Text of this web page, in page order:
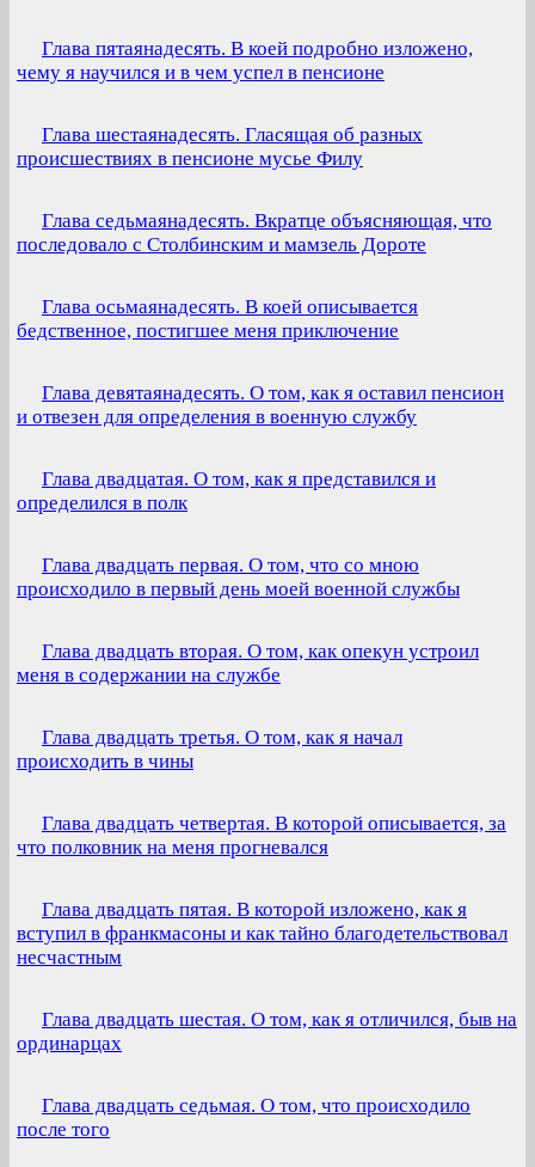
Глава пятаянадесять. В коей подробно изложено,
чему я научился и в чем успел в пенсионе
Глава шестаянадесять. Гласящая об разных
происшествиях в пенсионе мусье Филу
Глава седьмаянадесять. Вкратце объясняющая, что
последовало с Столбинским и мамзель Дороте
Глава осьмаянадесять. В коей описывается
бедственное, постигшее меня приключение
Глава девятаянадесять. О том, как я оставил пенсион
и отвезен для определения в военную службу
Глава двадцатая. О том, как я представился и
определился в полк
Глава двадцать первая. О том, что со мною
происходило в первый день моей военной службы
Глава двадцать вторая. О том, как опекун устроил
меня в содержании на службе
Глава двадцать третья. О том, как я начал
происходить в чины
Глава двадцать четвертая. В которой описывается, за
что полковник на меня прогневался
Глава двадцать пятая. В которой изложено, как я
вступил в франкмасоны и как тайно благодетельствовал
несчастным
Глава двадцать шестая. О том, как я отличился, быв на
ординарцах
Глава двадцать седьмая. О том, что происходило
после того